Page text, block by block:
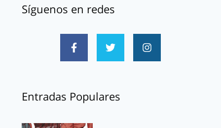
Síguenos en redes
Entradas Populares